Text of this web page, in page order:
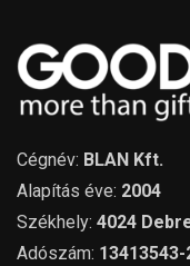
Cégnév: BLAN Kft.
Alapítás éve: 2004
Székhely: 4024
Adószám: